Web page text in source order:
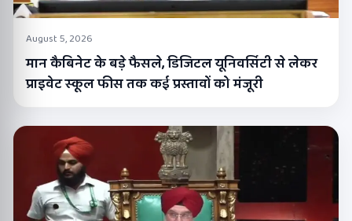
August 5, 2026
मान कैबिनेट के बड़े फैसले, डिजिटल यूनिवर्सिटी से लेकर
प्राइवेट स्कूल फीस तक कई प्रस्तावों को मंजूरी